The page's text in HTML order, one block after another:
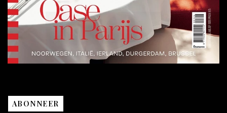
ABONNEER